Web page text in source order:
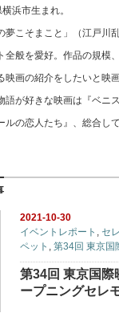
浜市生まれ。
夢こそまこと」（江戸川
全般を愛好。作品の規模
映画の紹介をしたいと映
語が好きな映画は『ベニ
ルの恋人たち』、総合し
2021-10-30
イベントレポート , セ
ペット ,第34回 東京国
第34回 東京国際
ープニングセレ